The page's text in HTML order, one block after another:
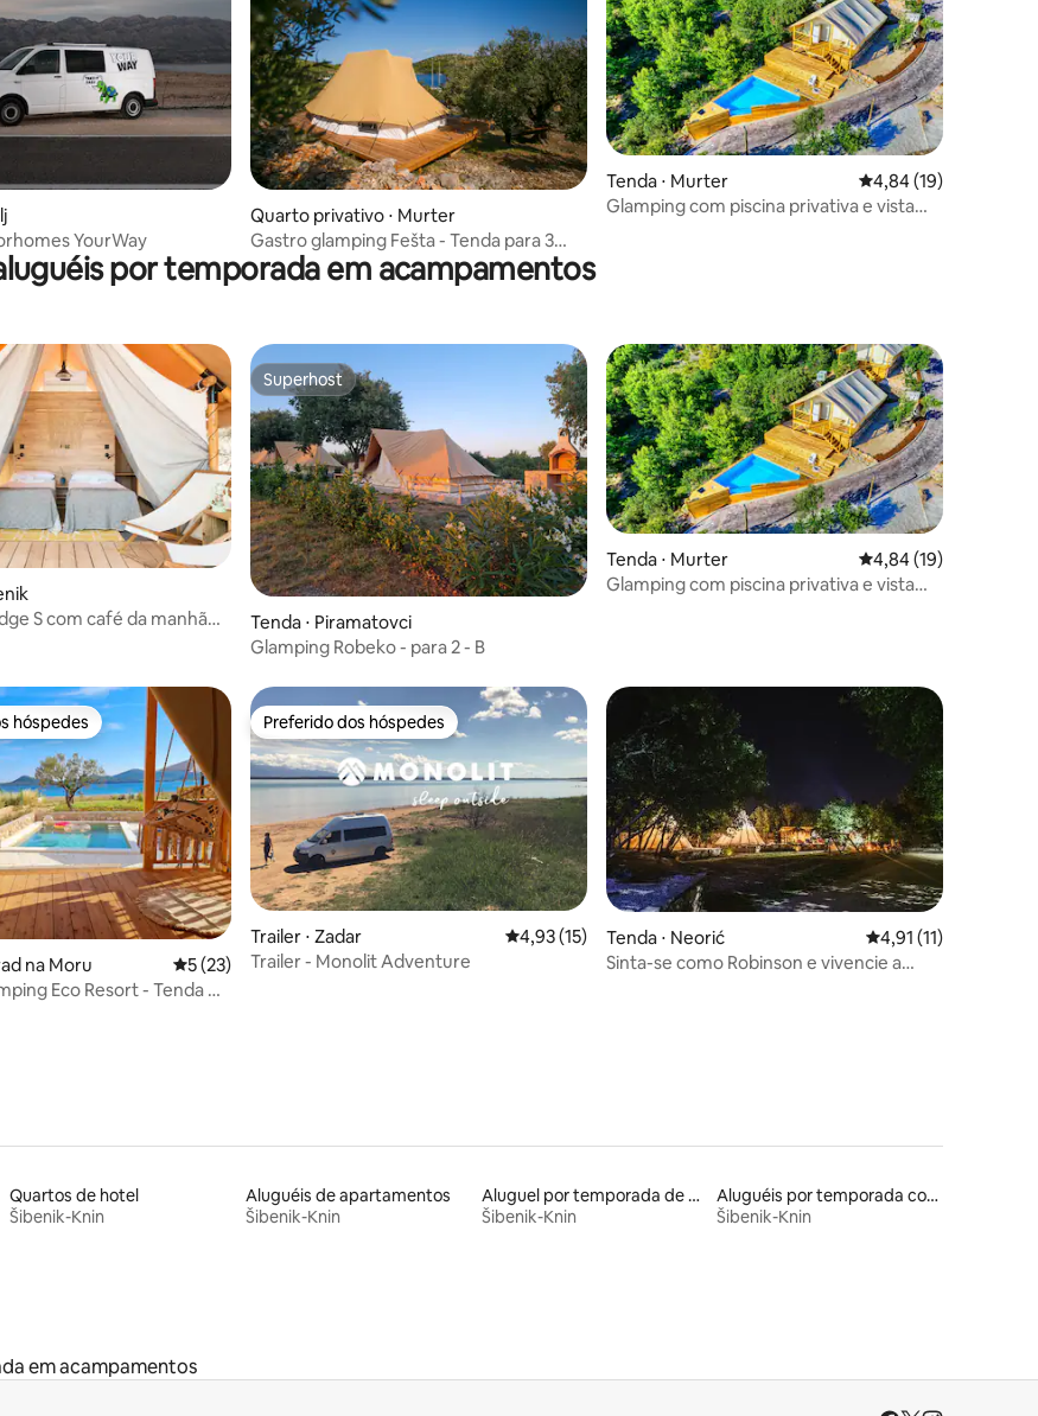
YourWay
Quarto privativo ⋅ Murter
Gastro glamping Fešta - Tenda para 3
pessoas
Tenda ⋅ Murter 4,84 de uma
4,84 (19)
Glamping com piscina privativa e vista
por temporada em acampamentos
S com café da manhã
Superhost
Superhost
Tenda ⋅ Piramatovci
Glamping Robeko - para 2 - B
Tenda ⋅ Murter 4,84 de uma
4,84 (19)
Glamping com piscina privativa e vista
de 5, 19 avaliações
hóspedes
hóspedes
na Moru 5 de uma avaliação média de 5, 23 avaliações
5 (23)
Eco Resort - Tenda A2
Preferido dos hóspedes
Preferido dos hóspedes
Trailer ⋅ Zadar 4,93 de uma avaliação média de 5, 15 avaliações
4,93 (15)
Trailer - Monolit Adventure
Tenda ⋅ Neorić 4,91 de uma
4,91 (11)
Sinta-se como Robinson e vivencie a
Quartos de hotel
Šibenik-Knin
Aluguéis de apartamentos
Šibenik-Knin
Aluguel por temporada de barcos
Šibenik-Knin
Aluguéis por temporada com caiaque
Šibenik-Knin
em acampamentos